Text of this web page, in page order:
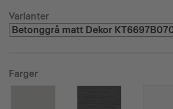
Varianter
Farger